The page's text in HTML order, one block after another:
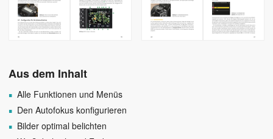
Aus dem Inhalt
Alle Funktionen und Menüs
Den Autofokus konfigurieren
Bilder optimal belichten